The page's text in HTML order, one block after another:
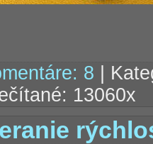
8 |
13060x